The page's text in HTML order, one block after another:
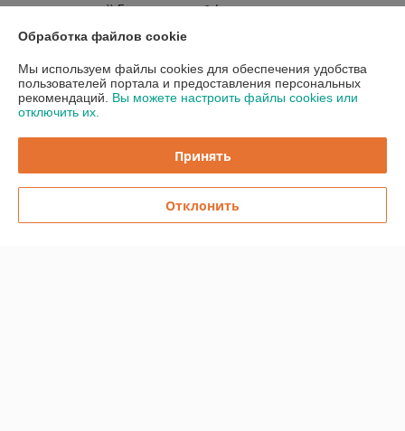
для наших широт)) Большое спасибо!
Показать все отзывы
О нас
Доставка и оплата
Обработка файлов cookie
Мы используем файлы cookies для обеспечения удобства
пользователей портала и предоставления персональных
рекомендаций. Вы можете настроить файлы cookies или
отключить их.
Принять
Отклонить